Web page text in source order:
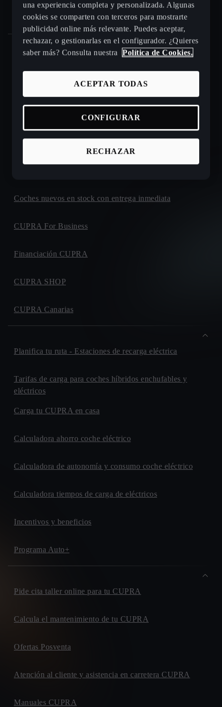
Gama CUPRA e-HYBRID - coches híbridos enchufables
Puntos de venta y talleres CUPRA cerca de ti
Beneficios CUPRA Approved
Coches de ocasión en stock
Ofertas de coches nuevos CUPRA
Coches nuevos en stock con entrega inmediata
CUPRA For Business
Financiación CUPRA
CUPRA SHOP
CUPRA Canarias
Planifica tu ruta - Estaciones de recarga eléctrica
Tarifas de carga para coches híbridos enchufables y
eléctricos
Carga tu CUPRA en casa
Calculadora ahorro coche eléctrico
Calculadora de autonomía y consumo coche eléctrico
Calculadora tiempos de carga de eléctricos
Incentivos y beneficios
Programa Auto+
Pide cita taller online para tu CUPRA
Calcula el mantenimiento de tu CUPRA
Ofertas Posventa
Atención al cliente y asistencia en carretera CUPRA
Manuales CUPRA
una experiencia completa y personalizada. Algunas
cookies se comparten con terceros para mostrarte
publicidad online más relevante. Puedes aceptar,
rechazar, o gestionarlas en el configurador. ¿Quieres
saber más? Consulta nuestra
Política de Cookies.
RECHAZAR
ACEPTAR TODAS
CONFIGURAR